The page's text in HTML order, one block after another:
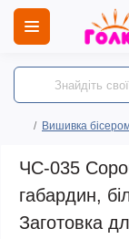
Вишивка
ЧС-035
габардин,
Заготовка